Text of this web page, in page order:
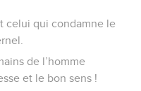
celui qui condamne le
de l’homme
et le bon sens !